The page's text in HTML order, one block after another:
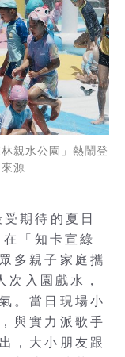
親水公園」熱鬧登
源
期待的夏日
「知卡宣綠
多親子家庭攜
入園戲水，
。當日現場小
與實力派歌手
，大小朋友跟